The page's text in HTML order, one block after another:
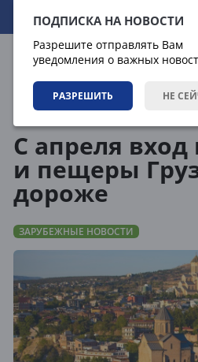
ПОДПИСКА НА НОВОСТИ
Разрешите отправлять Вам
уведомления о важных
РАЗРЕШИТЬ НЕ
08.08.2026 22:11:35
С апреля
и пещеры
дороже
ЗАРУБЕЖНЫЕ НОВОСТИ